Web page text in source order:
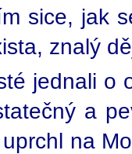
sice, jak
znalý
jednali o
a
na